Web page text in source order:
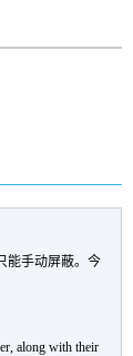
能手动屏蔽。今
along with their